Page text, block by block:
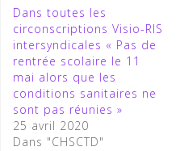
Dans toutes les
circonscriptions Visio-RIS
intersyndicales « Pas de
rentrée scolaire le 11
mai alors que les
conditions sanitaires ne
sont pas réunies »
25 avril 2020
Dans "CHSCTD"